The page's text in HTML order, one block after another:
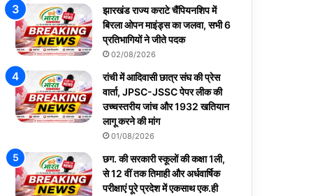
झारखंड राज्य कराटे चैंपियनशिप में
बिरला ओपन माइंड्स का जलवा, सभी 6
प्रतिभागियों ने जीते पदक
02/08/2026
रांची में आदिवासी छात्र संघ की प्रेस
वार्ता, JPSC-JSSC पेपर लीक की
उच्चस्तरीय जांच और 1932 खतियान
लागू करने की मांग
01/08/2026
छग. की सरकारी स्कूलों की कक्षा 1ली,
से 12 वीं तक तिमाही और अर्धवार्षिक
परीक्षाएं पूरे प्रदेश में एकसाथ एक.ही